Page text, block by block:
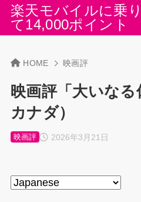
楽天モバイルに乗
て14,000ポイント
HOME 映画評
映画評「大いな
カナダ）
2026年3月21日
映画評